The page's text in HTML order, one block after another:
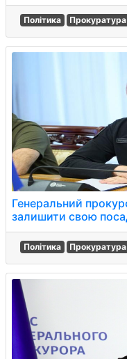
Політика Прокуратура
Генеральний
залишити свою
Політика Прокуратура